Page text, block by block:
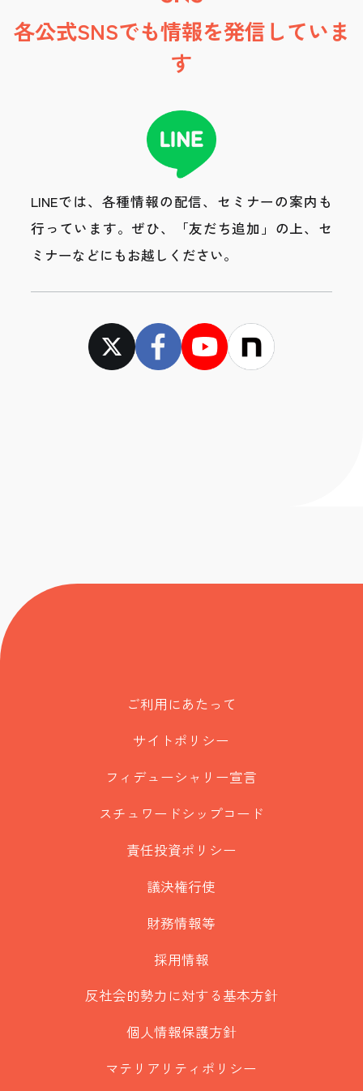
各公式SNSでも情報を発信していま
す
LINEでは、各種情報の配信、セミナーの案内も
行っています。 ぜひ、「友だち追加」の上、セ
ミナーなどにもお越しください。
ご利用にあたって
サイトポリシー
フィデューシャリー宣言
スチュワードシップコード
責任投資ポリシー
議決権行使
財務情報等
採用情報
反社会的勢力に対する基本方針
個人情報保護方針
マテリアリティポリシー